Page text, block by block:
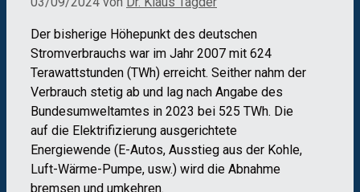
Der bisherige Höhepunkt des deutschen
Stromverbrauchs war im Jahr 2007 mit 624
Terawattstunden (TWh) erreicht. Seither nahm der
Verbrauch stetig ab und lag nach Angabe des
Bundesumweltamtes in 2023 bei 525 TWh. Die
auf die Elektrifizierung ausgerichtete
Energiewende (E-Autos, Ausstieg aus der Kohle,
Luft-Wärme-Pumpe, usw.) wird die Abnahme
bremsen und umkehren.